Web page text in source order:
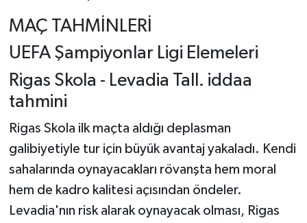
MAÇ TAHMİNLERİ
UEFA Şampiyonlar Ligi Elemeleri
Rigas Skola - Levadia Tall. iddaa
tahmini
Rigas Skola ilk maçta aldığı deplasman
galibiyetiyle tur için büyük avantaj yakaladı. Kendi
sahalarında oynayacakları rövanşta hem moral
hem de kadro kalitesi açısından öndeler.
Levadia'nın risk alarak oynayacak olması, Rigas
Diğer Futbol Ligleri
Türkiye Basketbol Ligi
Kadınlar Basketbol Ligi
Diğer Basketbol Ligleri
Formula 1
Atletizm